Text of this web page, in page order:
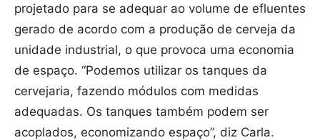
projetado para se adequar ao volume de efluentes
gerado de acordo com a produção de cerveja da
unidade industrial, o que provoca uma economia
de espaço. “Podemos utilizar os tanques da
cervejaria, fazendo módulos com medidas
adequadas. Os tanques também podem ser
acoplados, economizando espaço”, diz Carla.